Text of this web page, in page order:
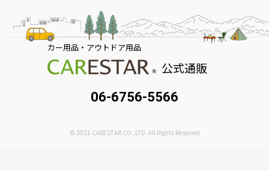
カー用品・アウトドア用品
公式通販
06-6756-5566
© 2021 CARESTAR CO.,LTD. All Rights Reserved